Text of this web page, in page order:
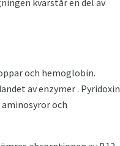
och hemoglobin.
av enzymer . Pyridoxin
och